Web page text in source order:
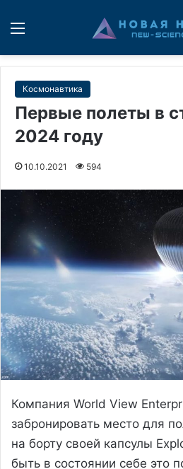
Космонавтика
Первые полеты в
2024 году
10.10.2021 594
Компания World View
забронировать место для
на борту своей капсулы
быть в состоянии себе это